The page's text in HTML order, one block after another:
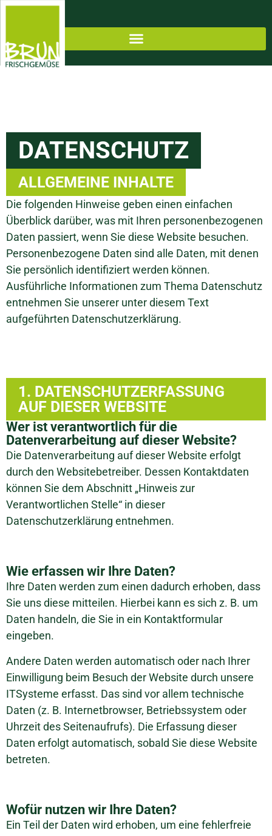
DATENSCHUTZ
ALLGEMEINE INHALTE
Die folgenden Hinweise geben einen einfachen
Überblick darüber, was mit Ihren personenbezogenen
Daten passiert, wenn Sie diese Website besuchen.
Personenbezogene Daten sind alle Daten, mit denen
Sie persönlich identifiziert werden können.
Ausführliche Informationen zum Thema Datenschutz
entnehmen Sie unserer unter diesem Text
aufgeführten Datenschutzerklärung.
1. DATENSCHUTZERFASSUNG
AUF DIESER WEBSITE
Wer ist verantwortlich für die
Datenverarbeitung auf dieser Website?
Die Datenverarbeitung auf dieser Website erfolgt
durch den Websitebetreiber. Dessen Kontaktdaten
können Sie dem Abschnitt „Hinweis zur
Verantwortlichen Stelle“ in dieser
Datenschutzerklärung entnehmen.
Wie erfassen wir Ihre Daten?
Ihre Daten werden zum einen dadurch erhoben, dass
Sie uns diese mitteilen. Hierbei kann es sich z. B. um
Daten handeln, die Sie in ein Kontaktformular
eingeben.
Andere Daten werden automatisch oder nach Ihrer
Einwilligung beim Besuch der Website durch unsere
ITSysteme erfasst. Das sind vor allem technische
Daten (z. B. Internetbrowser, Betriebssystem oder
Uhrzeit des Seitenaufrufs). Die Erfassung dieser
Daten erfolgt automatisch, sobald Sie diese Website
betreten.
Wofür nutzen wir Ihre Daten?
Ein Teil der Daten wird erhoben, um eine fehlerfreie